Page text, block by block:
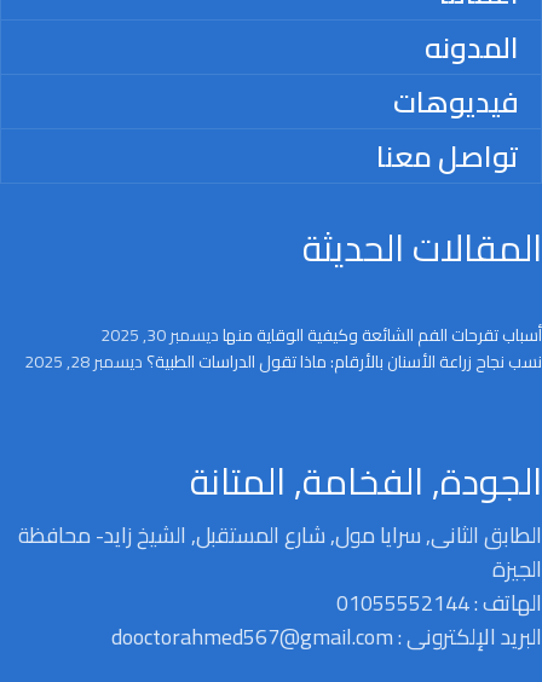
المدونه
فيديوهات
تواصل معنا
المقالات الحديثة
أسباب تقرحات الفم الشائعة وكيفية الوقاية منهاديسمبر 30, 2025
نسب نجاح زراعة الأسنان بالأرقام: ماذا تقول الدراسات الطبية؟ديسمبر 28, 2025
الجودة, الفخامة, المتانة
الطابق الثانى, سرايا مول, شارع المستقبل, الشيخ زايد- محافظة
الجيزة
الهاتف : 01055552144
البريد الإلكترونى : dooctorahmed567@gmail.com